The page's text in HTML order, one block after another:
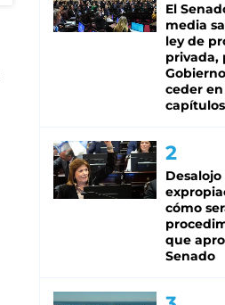
El
media
ley de
privada,
ceder
capítulos
cómo
que
Senado